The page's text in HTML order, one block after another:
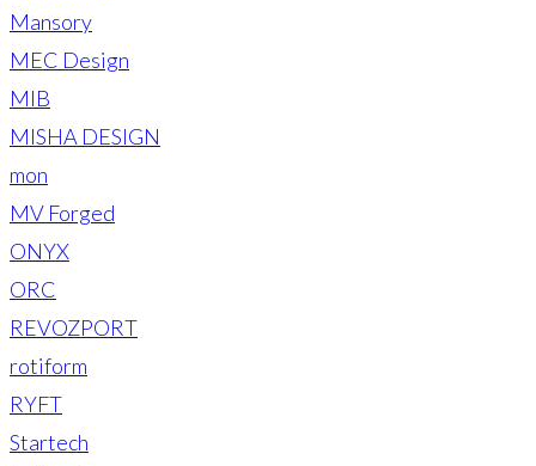
Mansory
MEC Design
MIB
MISHA DESIGN
mon
MV Forged
ONYX
ORC
REVOZPORT
rotiform
RYFT
Startech